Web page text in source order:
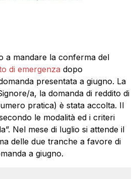
a mandare la conferma del
di emergenza dopo
presentata a giugno. La
a, la domanda di reddito di
pratica) è stata accolta. Il
le modalità ed i criteri
Nel mese di luglio si attende il
delle due tranche a favore di
a giugno.